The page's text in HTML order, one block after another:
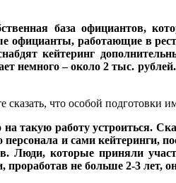
база официантов,
работающие в
кейтеринг
немного – около 2 тыс.
что особой подготовки
работу устроиться.
и сами кейтеринги,
Люди, которые приняли
не больше 2-3 лет,